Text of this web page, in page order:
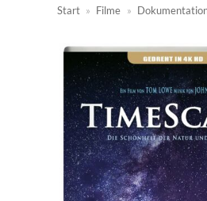
Start » Filme »